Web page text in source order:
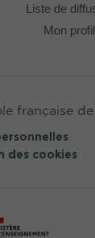
Liste de
Mon profil
française
des cookies